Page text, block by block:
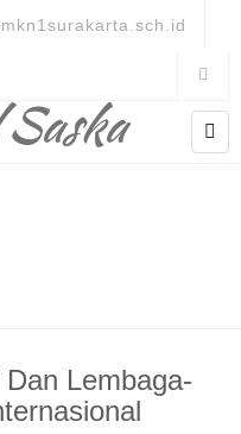
Lembaga-